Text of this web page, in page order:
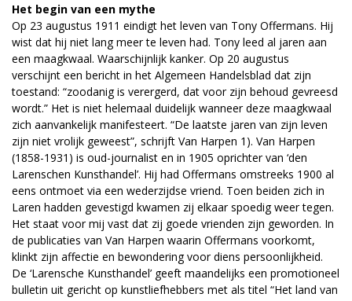
Het begin van een mythe
Op 23 augustus 1911 eindigt het leven van Tony Offermans. Hij
wist dat hij niet lang meer te leven had. Tony leed al jaren aan
een maagkwaal. Waarschijnlijk kanker. Op 20 augustus
verschijnt een bericht in het Algemeen Handelsblad dat zijn
toestand: “zoodanig is verergerd, dat voor zijn behoud gevreesd
wordt.” Het is niet helemaal duidelijk wanneer deze maagkwaal
zich aanvankelijk manifesteert. “De laatste jaren van zijn leven
zijn niet vrolijk geweest”, schrijft Van Harpen 1). Van Harpen
(1858-1931) is oud-journalist en in 1905 oprichter van ‘den
Larenschen Kunsthandel’. Hij had Offermans omstreeks 1900 al
eens ontmoet via een wederzijdse vriend. Toen beiden zich in
Laren hadden gevestigd kwamen zij elkaar spoedig weer tegen.
Het staat voor mij vast dat zij goede vrienden zijn geworden. In
de publicaties van Van Harpen waarin Offermans voorkomt,
klinkt zijn affectie en bewondering voor diens persoonlijkheid.
De ‘Larensche Kunsthandel’ geeft maandelijks een promotioneel
bulletin uit gericht op kunstliefhebbers met als titel “Het land van